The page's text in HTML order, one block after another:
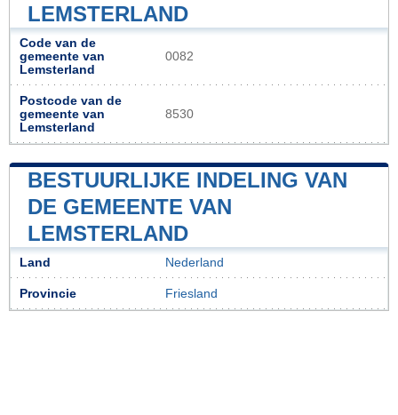
LEMSTERLAND
Code van de
gemeente van
Lemsterland
0082
Postcode van de
gemeente van
Lemsterland
8530
BESTUURLIJKE INDELING VAN
DE GEMEENTE VAN
LEMSTERLAND
Land Nederland
Provincie Friesland